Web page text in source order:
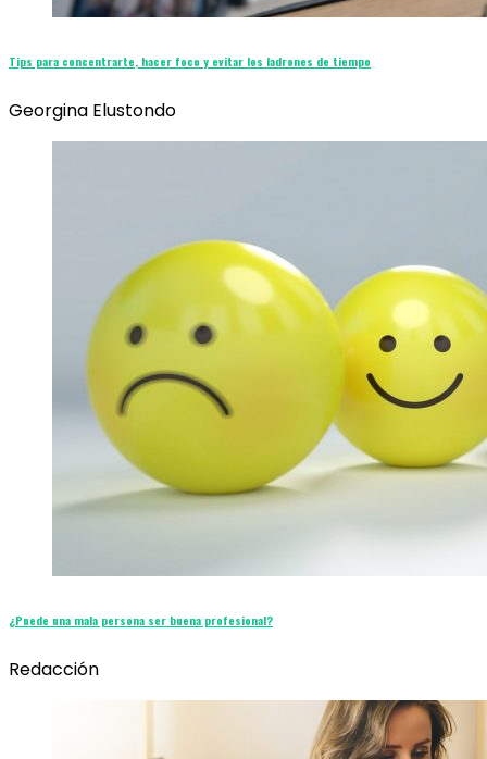
Tips para concentrarte, hacer foco y evitar los ladrones de tiempo
Georgina Elustondo
¿Puede una mala persona ser buena profesional?
Redacción